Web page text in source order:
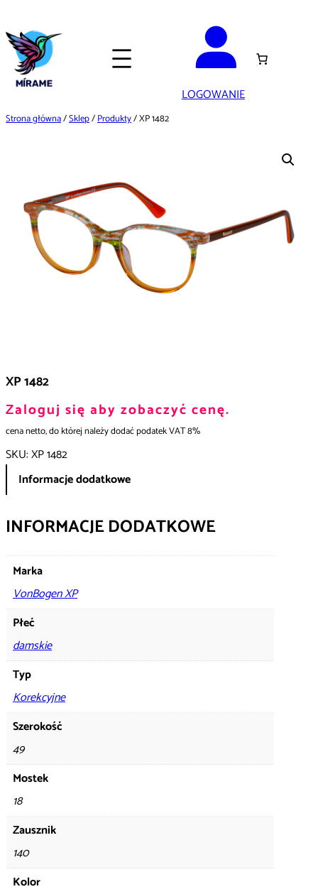
do
treści
LOGOWANIE
Strona główna/Sklep/Produkty/ XP 1482
XP 1482
Zaloguj się aby zobaczyć cenę.
cena netto, do której należy dodać podatek VAT 8%
SKU:XP 1482
Informacje dodatkowe
INFORMACJE DODATKOWE
Marka
VonBogen XP
Płeć
damskie
Typ
Korekcyjne
Szerokość
49
Mostek
18
Zausznik
140
Kolor